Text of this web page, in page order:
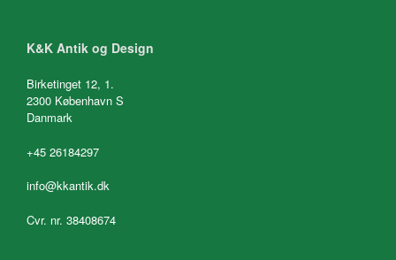
K&K Antik og Design
Birketinget 12, 1.
2300 København S
Danmark
+45 26184297
info@kkantik.dk
Cvr. nr. 38408674